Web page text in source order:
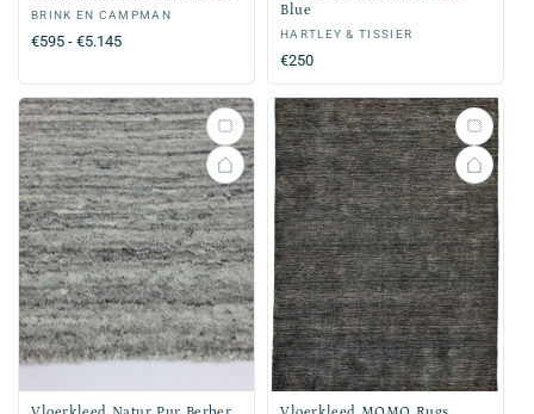
Verkoper:
BRINK EN CAMPMAN
Normale
€595 - €5.145
Blue
Verkoper:
HARTLEY & TISSIER
Normale
prijs
€250